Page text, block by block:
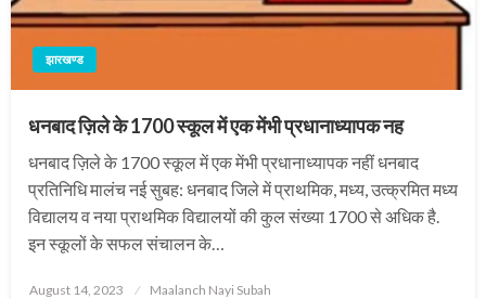
झारखण्ड
धनबाद ज़िले के 1700 स्कूल में एक मेंभी प्रधानाध्यापक नह
धनबाद ज़िले के 1700 स्कूल में एक मेंभी प्रधानाध्यापक नहीं धनबाद
प्रतिनिधि मालंच नई सुबह: धनबाद जिले में प्राथमिक, मध्य, उत्क्रमित मध्य
विद्यालय व नया प्राथमिक विद्यालयों की कुल संख्या 1700 से अधिक है.
इन स्कूलों के सफल संचालन के…
Posted
August 14, 2023 Maalanch Nayi Subah